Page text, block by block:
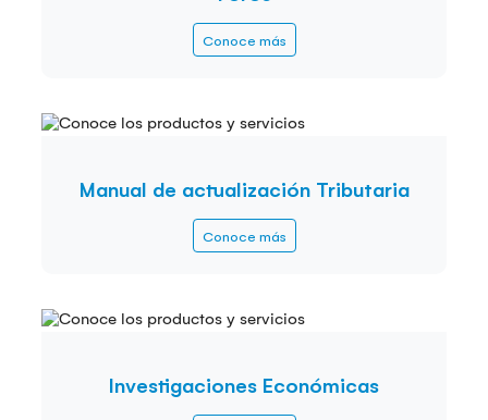
Conoce más
Manual de actualización Tributaria
Conoce más
Investigaciones Económicas